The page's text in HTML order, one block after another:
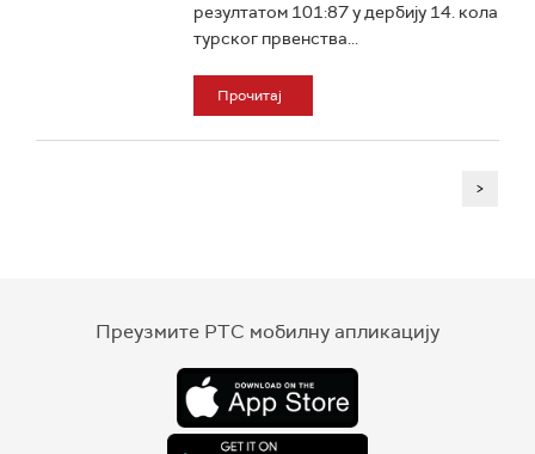
резултатом 101:87 у дербију 14. кола
турског првенства...
Прочитај
>
Преузмите РТС мобилну апликацију